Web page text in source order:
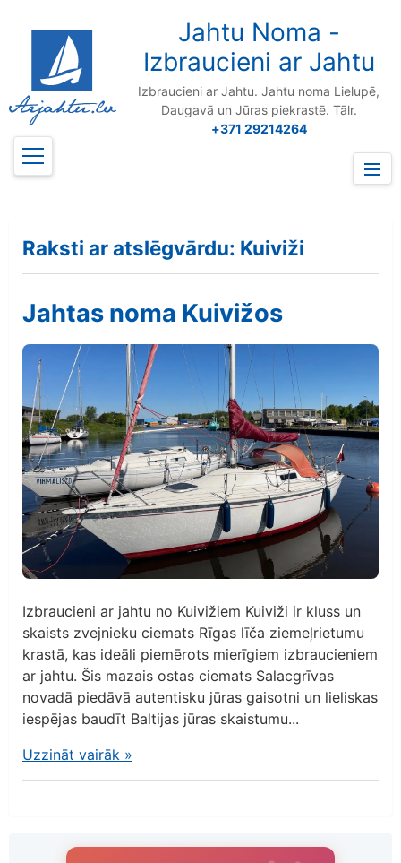
Jahtu Noma -
Izbraucieni ar Jahtu
Izbraucieni ar Jahtu. Jahtu noma Lielupē,
Daugavā un Jūras piekrastē. Tālr.
+371 29214264
Menu
Raksti ar atslēgvārdu: Kuiviži
Jahtas noma Kuivižos
Izbraucieni ar jahtu no Kuivižiem Kuiviži ir kluss un
skaists zvejnieku ciemats Rīgas līča ziemeļrietumu
krastā, kas ideāli piemērots mierīgiem izbraucieniem
ar jahtu. Šis mazais ostas ciemats Salacgrīvas
novadā piedāvā autentisku jūras gaisotni un lieliskas
iespējas baudīt Baltijas jūras skaistumu...
Uzzināt vairāk »